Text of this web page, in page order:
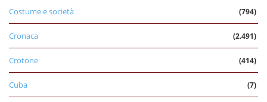
Costume e società (794)
Cronaca (2.491)
Crotone (414)
Cuba (7)